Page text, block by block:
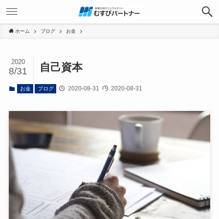
ホーム ブログ お金
自己資本
2020
8/31
お金 ブログ 2020-08-31 2020-08-31